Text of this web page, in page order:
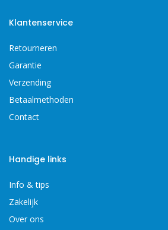
Klantenservice
Retourneren
Garantie
Verzending
Betaalmethoden
Contact
Handige links
Info & tips
Zakelijk
Over ons